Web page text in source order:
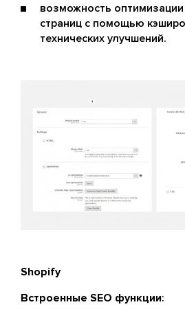
возможность оптимизации
страниц с помощью
технических улучшений​.
Shopify
Встроенные SEO функции: